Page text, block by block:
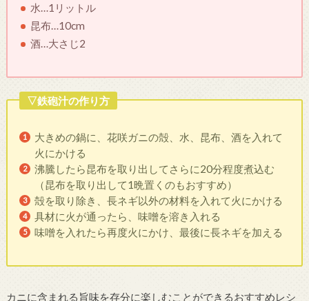
水…1リットル
昆布…10cm
酒…大さじ2
▽鉄砲汁の作り方
大きめの鍋に、花咲ガニの殻、水、昆布、酒を入れて
火にかける
沸騰したら昆布を取り出してさらに20分程度煮込む
（昆布を取り出して1晩置くのもおすすめ）
殻を取り除き、長ネギ以外の材料を入れて火にかける
具材に火が通ったら、味噌を溶き入れる
味噌を入れたら再度火にかけ、最後に長ネギを加える
カニに含まれる旨味を存分に楽しむことができるおすすめレシ